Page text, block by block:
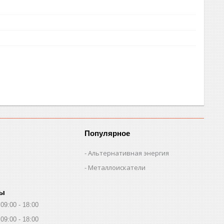
Популярное
Альтернативная энергия
Металлоискатели
09:00
18:00
09:00 18:00